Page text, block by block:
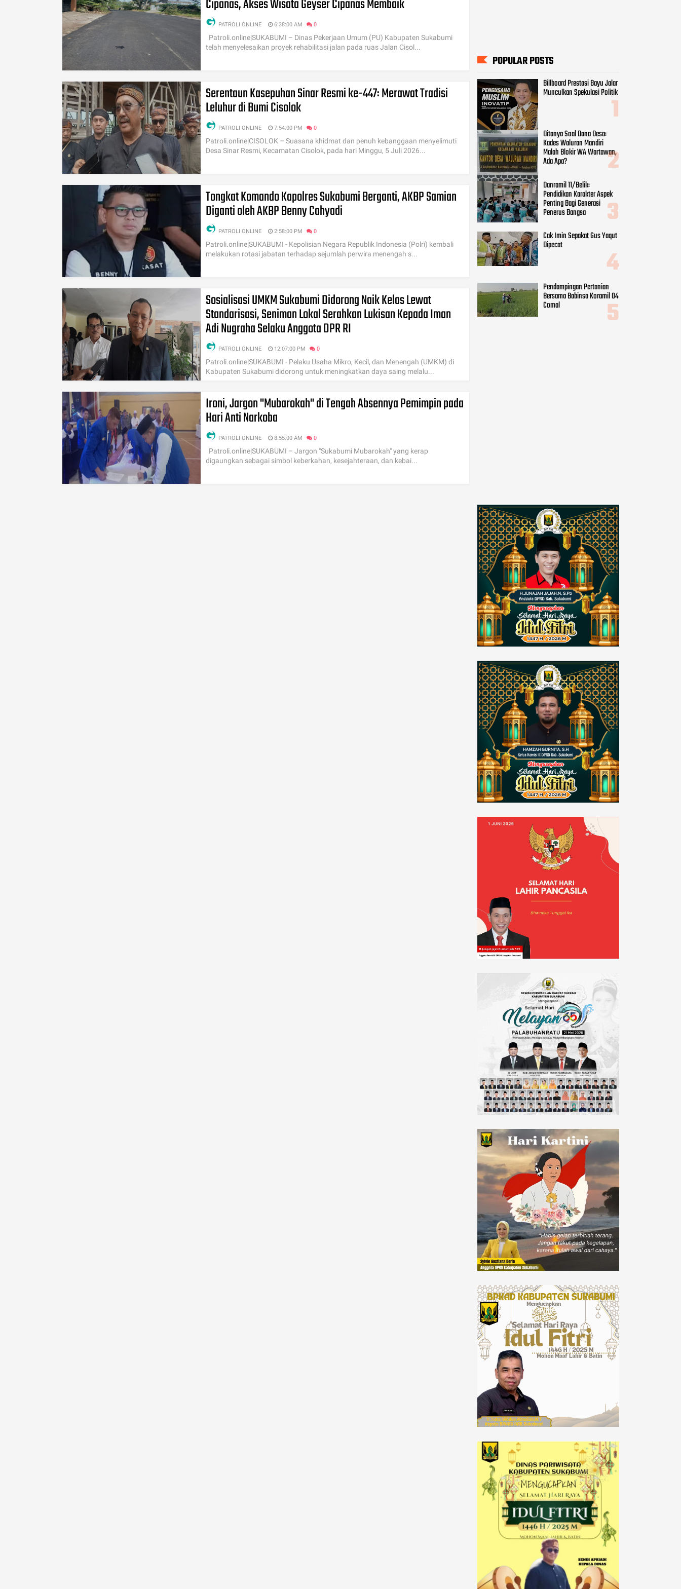
Cipanas, Akses Wisata Geyser Cipanas Membaik
PATROLI ONLINE 6:38:00 AM 0
Patroli.online|SUKABUMI – Dinas Pekerjaan Umum (PU) Kabupaten Sukabumi
telah menyelesaikan proyek rehabilitasi jalan pada ruas Jalan Cisol...
Serentaun Kasepuhan Sinar Resmi ke-447: Merawat Tradisi
Leluhur di Bumi Cisolok
PATROLI ONLINE 7:54:00 PM 0
Patroli.online|CISOLOK – Suasana khidmat dan penuh kebanggaan menyelimuti
Desa Sinar Resmi, Kecamatan Cisolok, pada hari Minggu, 5 Juli 2026...
Tongkat Komando Kapolres Sukabumi Berganti, AKBP Samian
Diganti oleh AKBP Benny Cahyadi
PATROLI ONLINE 2:58:00 PM 0
Patroli.online|SUKABUMI - Kepolisian Negara Republik Indonesia (Polri) kembali
melakukan rotasi jabatan terhadap sejumlah perwira menengah s...
Sosialisasi UMKM Sukabumi Didorong Naik Kelas Lewat
Standarisasi, Seniman Lokal Serahkan Lukisan Kepada Iman
Adi Nugraha Selaku Anggota DPR RI
PATROLI ONLINE 12:07:00 PM 0
Patroli.online|SUKABUMI - Pelaku Usaha Mikro, Kecil, dan Menengah (UMKM) di
Kabupaten Sukabumi didorong untuk meningkatkan daya saing melalu...
Ironi, Jargon "Mubarokah" di Tengah Absennya Pemimpin pada
Hari Anti Narkoba
PATROLI ONLINE 8:55:00 AM 0
​Patroli.online|SUKABUMI – Jargon "Sukabumi Mubarokah" yang kerap
digaungkan sebagai simbol keberkahan, kesejahteraan, dan kebai...
POPULAR POSTS
Billboard Prestasi Bayu Jalar
Munculkan Spekulasi Politik
Ditanya Soal Dana Desa:
Kades Waluran Mandiri
Malah Blokir WA Wartawan,
Ada Apa?
Danramil 11/Belik:
Pendidikan Karakter Aspek
Penting Bagi Generasi
Penerus Bangsa
Cak Imin Sepakat Gus Yaqut
Dipecat
Pendampingan Pertanian
Bersama Babinsa Koramil 04
Comal